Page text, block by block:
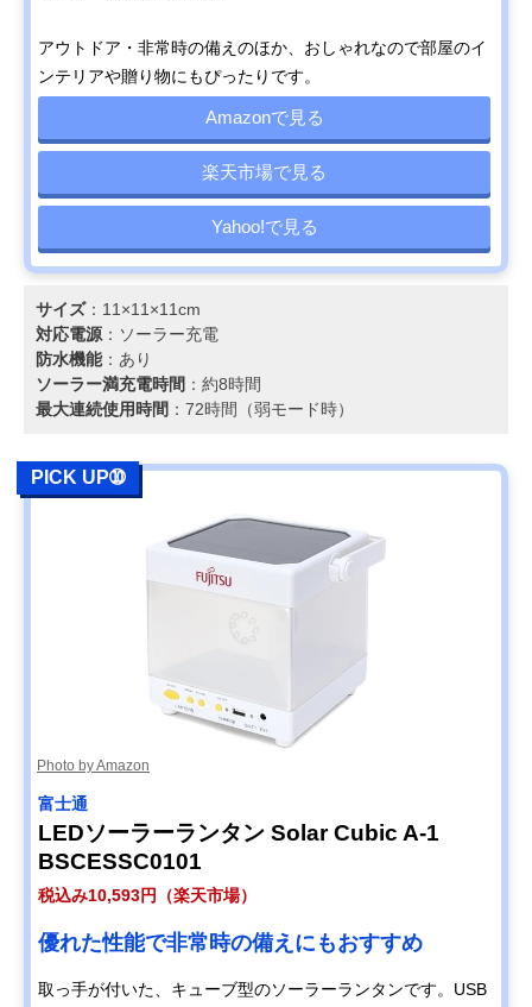
アウトドア・非常時の備えのほか、おしゃれなので部屋のイ
ンテリアや贈り物にもぴったりです。
Amazonで見る
楽天市場で見る
Yahoo!で見る
サイズ：11×11×11cm
対応電源：‎ソーラー充電
防水機能：あり
ソーラー満充電時間 ：約8時間
最大連続使用時間 ：72時間（弱モード時）
PICK UP➉
Photo by Amazon
富士通
LEDソーラーランタン Solar Cubic A-1
BSCESSC0101
税込み10,593円（楽天市場）
優れた性能で非常時の備えにもおすすめ
取っ手が付いた、キューブ型のソーラーランタンです。USB